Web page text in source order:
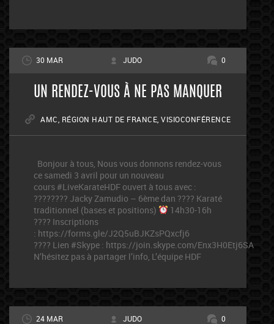
30 MAR JUDO 0
UN RENDEZ-VOUS À NE PAS MANQUER
AMC RÉGION HAUT DE FRANCE ,VISIOCONFÉRENCE
Bonjour à tous, Nous vous donnons rendez-vous
ce samedi 3 avril pour un nouveau
cours #LiveKarateHDF ouvert à tous avec :
???????? Jacky Zamudio – 6ème dan ???? Karaté
traditionnel (bases et positions)
14h30-16h
???? Inscriptions
: https://forms.gle/J2Q5uBJKZsPQxcfj6
???? Lien #Skype : https://join.skype.com/Enx3H0Etj6SA
N’hésitez pas à partager l’info, L’équipe HDF
24 MAR JUDO 0